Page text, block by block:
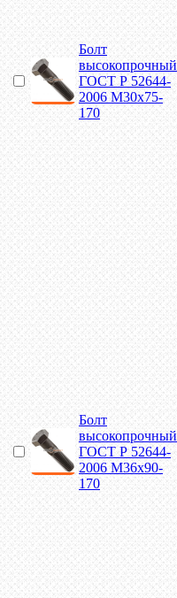
Болт
высокопрочный
ГОСТ Р 52644-
2006 М30х75-
170
Болт
высокопрочный
ГОСТ Р 52644-
2006 М36х90-
170